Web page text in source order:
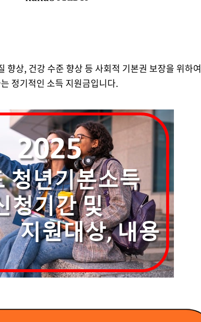
향상, 건강 수준 향상 등 사회적 기본권 보장을 위하여
정기적인 소득 지원금입니다.